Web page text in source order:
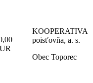
KOOPERATIVA
poisťovňa, a. s.
Obec Toporec